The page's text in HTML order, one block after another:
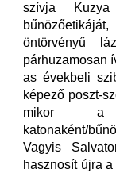
szívja Kuzya
öntörvényű
párhuzamosan
as évekbeli
képező poszt-
mikor a
katonaként/
Vagyis
hasznosít újra a